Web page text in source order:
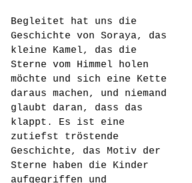
Begleitet hat uns die
Geschichte von Soraya, das
kleine Kamel, das die
Sterne vom Himmel holen
möchte und sich eine Kette
daraus machen, und niemand
glaubt daran, dass das
klappt. Es ist eine
zutiefst tröstende
Geschichte, das Motiv der
Sterne haben die Kinder
aufgegriffen und